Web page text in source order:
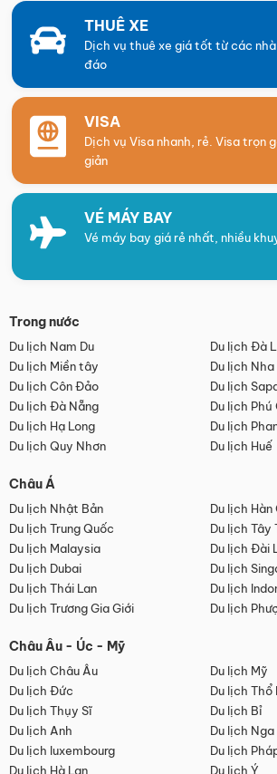
THUÊ XE
Dịch vụ thuê xe giá tốt từ các
đáo
VISA
Dịch vụ Visa nhanh, rẻ. Visa trọn
giản
VÉ MÁY BAY
Vé máy bay giá rẻ nhất, nhiều
Trong nước
Du lịch Nam Du
Du lịch Đà
Du lịch Miền tây
Du lịch Nha
Du lịch Côn Đảo
Du lịch
Du lịch Đà Nẵng
Du lịch Phú
Du lịch Hạ Long
Du lịch
Du lịch Quy Nhơn
Du lịch Huế
Châu Á
Du lịch Nhật Bản
Du lịch Hàn
Du lịch Trung Quốc
Du lịch Tây
Du lịch Malaysia
Du lịch Đài
Du lịch Dubai
Du lịch
Du lịch Thái Lan
Du lịch
Du lịch Trương Gia Giới
Du lịch
Châu Âu - Úc - Mỹ
Du lịch Châu Âu
Du lịch Mỹ
Du lịch Đức
Du lịch Thổ
Du lịch Thụy Sĩ
Du lịch Bỉ
Du lịch Anh
Du lịch Nga
Du lịch luxembourg
Du lịch
Du lịch Hà Lan
Du lịch Ý